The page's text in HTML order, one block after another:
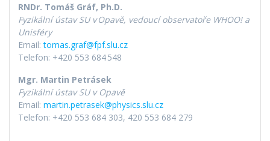
RNDr. Tomáš Gráf, Ph.D.
Fyzikální ústav SU vOpavě, vedoucí observatoře WHOO! a
Unisféry
Email:tomas.graf@fpf.slu.cz
Telefon: +420 553 684 548
Mgr. Martin Petrásek
Fyzikální ústav SU v Opavě
Email: martin.petrasek@physics.slu.cz
Telefon: +420 553 684 303, 420 553 684 279